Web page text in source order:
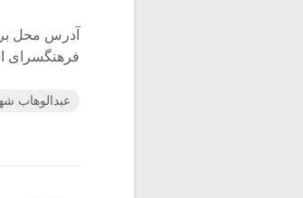
آدرس محل
فرهنگسرای
عبدالوهاب